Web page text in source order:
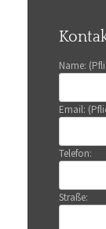
Name:
Email:
Telefon:
Straße: